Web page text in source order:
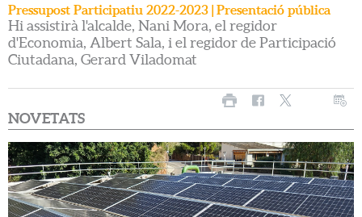
Pressupost Participatiu 2022-2023 | Presentació pública
Hi assistirà l'alcalde, Nani Mora, el regidor
d'Economia, Albert Sala, i el regidor de Participació
Ciutadana, Gerard Viladomat
NOVETATS